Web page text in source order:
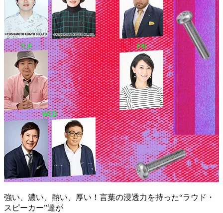
強い、濃い、熱い、厚い！言葉の浸透力を持った“ラウド・
スピーカー”達が